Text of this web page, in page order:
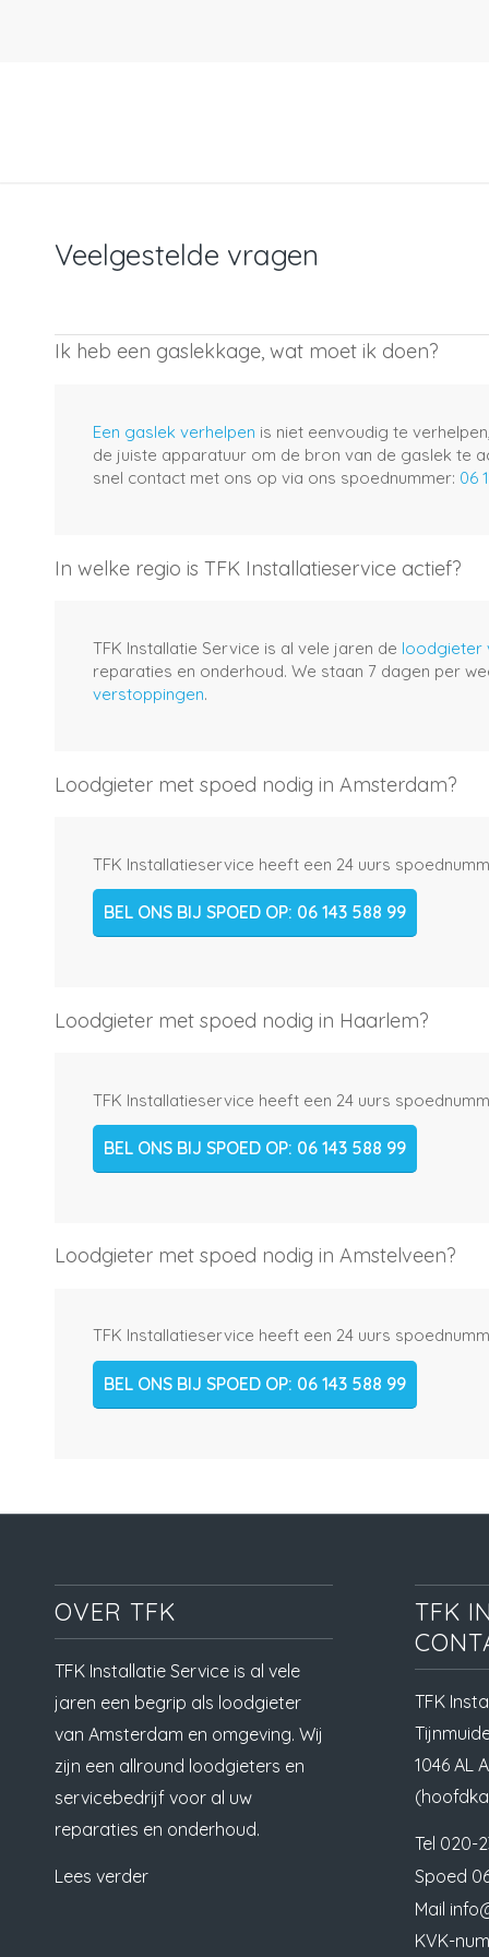
Veelgestelde vragen
Ik heb een gaslekkage, wat moet ik doen?
Een gaslek verhelpen is niet eenvoudig te
de juiste apparatuur om de bron van de gaslek te
snel contact met ons op via ons spoednummer: 06
In welke regio is TFK Installatieservice actief?
TFK Installatie Service is al vele jaren de loodgieter
reparaties en onderhoud. We staan 7 dagen per
verstoppingen.
Loodgieter met spoed nodig in Amsterdam?
TFK Installatieservice heeft een 24 uurs
BEL ONS BIJ SPOED OP: 06 143 588 99
Loodgieter met spoed nodig in Haarlem?
TFK Installatieservice heeft een 24 uurs
BEL ONS BIJ SPOED OP: 06 143 588 99
Loodgieter met spoed nodig in Amstelveen?
TFK Installatieservice heeft een 24 uurs
BEL ONS BIJ SPOED OP: 06 143 588 99
OVER TFK
TFK Installatie Service is al vele
jaren een begrip als loodgieter
van Amsterdam en omgeving. Wij
zijn een allround loodgieters en
servicebedrijf voor al uw
reparaties en onderhoud.
Lees verder
TFK
TFK
1046 AL
Tel 020-
Spoed
Mail
KVK-